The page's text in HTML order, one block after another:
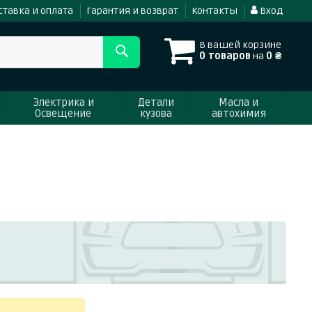
и оплата Гарантия и возврат Контакты Вход
В вашей корзине
0 товаров на 0 ₴
Электрика и
Освещение
Детали
кузова
Масла и
автохимия